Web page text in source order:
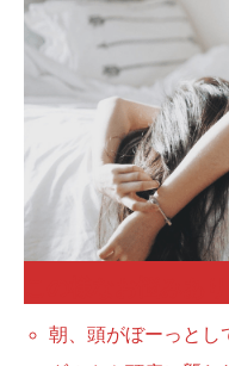
朝、頭がぼーっとし